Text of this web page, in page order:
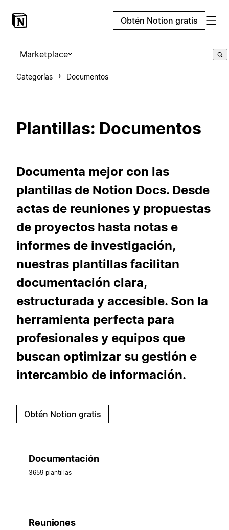
Obtén Notion gratis
Marketplace
Categorías Documentos
Plantillas: Documentos
Documenta mejor con las
plantillas de Notion Docs. Desde
actas de reuniones y propuestas
de proyectos hasta notas e
informes de investigación,
nuestras plantillas facilitan
documentación clara,
estructurada y accesible. Son la
herramienta perfecta para
profesionales y equipos que
buscan optimizar su gestión e
intercambio de información.
Obtén Notion gratis
Documentación
3659 plantillas
Reuniones